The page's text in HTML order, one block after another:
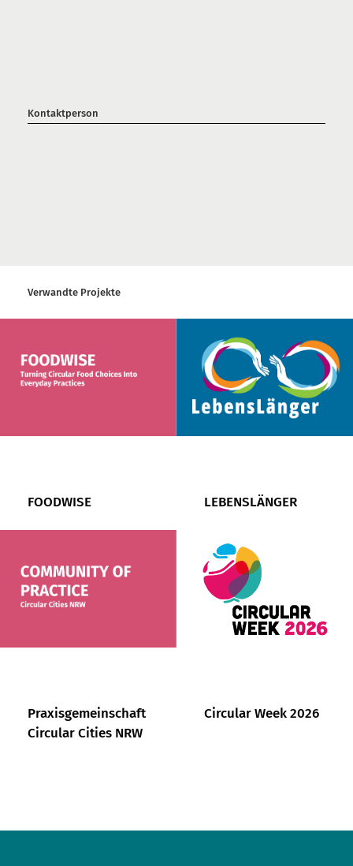
Kontaktperson
Verwandte Projekte
FOODWISE LEBENSLÄNGER
Praxisgemeinschaft
Circular Cities NRW
Circular Week 2026